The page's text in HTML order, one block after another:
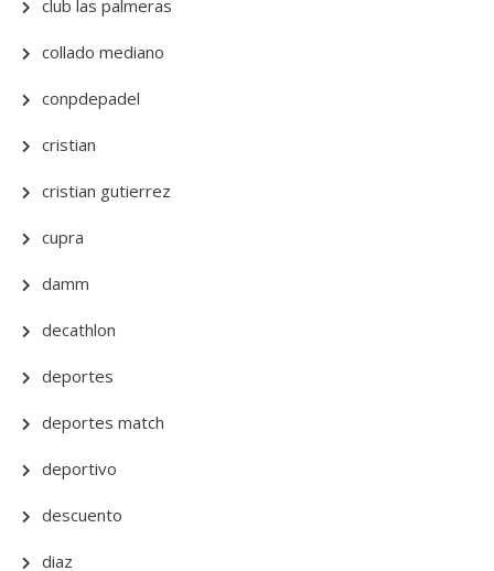
club las palmeras
collado mediano
conpdepadel
cristian
cristian gutierrez
cupra
damm
decathlon
deportes
deportes match
deportivo
descuento
diaz